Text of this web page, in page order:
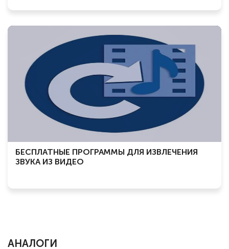
БЕСПЛАТНЫЕ ПРОГРАММЫ ДЛЯ ИЗВЛЕЧЕНИЯ
ЗВУКА ИЗ ВИДЕО
АНАЛОГИ